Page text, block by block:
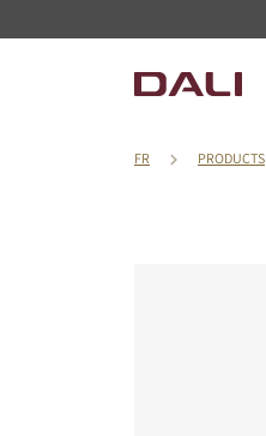
FR PRODUCTS